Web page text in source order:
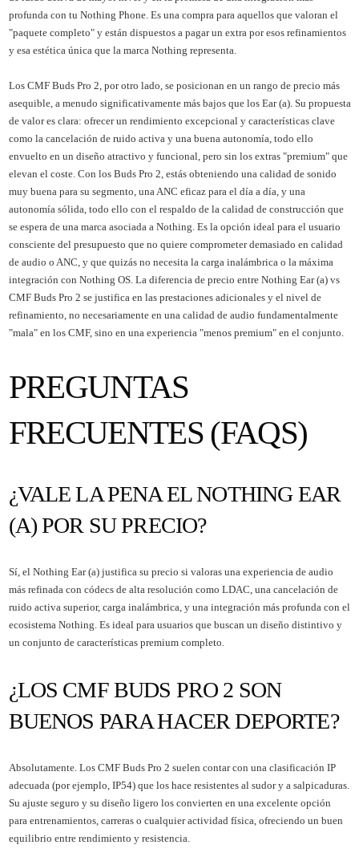
profunda con tu Nothing Phone. Es una compra para aquellos que valoran el
"paquete completo" y están dispuestos a pagar un extra por esos refinamientos
y esa estética única que la marca Nothing representa.
Los CMF Buds Pro 2, por otro lado, se posicionan en un rango de precio más
asequible, a menudo significativamente más bajos que los Ear (a). Su propuesta
de valor es clara: ofrecer un rendimiento excepcional y características clave
como la cancelación de ruido activa y una buena autonomía, todo ello
envuelto en un diseño atractivo y funcional, pero sin los extras "premium" que
elevan el coste. Con los Buds Pro 2, estás obteniendo una calidad de sonido
muy buena para su segmento, una ANC eficaz para el día a día, y una
autonomía sólida, todo ello con el respaldo de la calidad de construcción que
se espera de una marca asociada a Nothing. Es la opción ideal para el usuario
consciente del presupuesto que no quiere comprometer demasiado en calidad
de audio o ANC, y que quizás no necesita la carga inalámbrica o la máxima
integración con Nothing OS. La diferencia de precio entre Nothing Ear (a) vs
CMF Buds Pro 2 se justifica en las prestaciones adicionales y el nivel de
refinamiento, no necesariamente en una calidad de audio fundamentalmente
"mala" en los CMF, sino en una experiencia "menos premium" en el conjunto.
PREGUNTAS
FRECUENTES (FAQS)
¿VALE LA PENA EL NOTHING EAR
(A) POR SU PRECIO?
Sí, el Nothing Ear (a) justifica su precio si valoras una experiencia de audio
más refinada con códecs de alta resolución como LDAC, una cancelación de
ruido activa superior, carga inalámbrica, y una integración más profunda con el
ecosistema Nothing. Es ideal para usuarios que buscan un diseño distintivo y
un conjunto de características premium completo.
¿LOS CMF BUDS PRO 2 SON
BUENOS PARA HACER DEPORTE?
Absolutamente. Los CMF Buds Pro 2 suelen contar con una clasificación IP
adecuada (por ejemplo, IP54) que los hace resistentes al sudor y a salpicaduras.
Su ajuste seguro y su diseño ligero los convierten en una excelente opción
para entrenamientos, carreras o cualquier actividad física, ofreciendo un buen
equilibrio entre rendimiento y resistencia.